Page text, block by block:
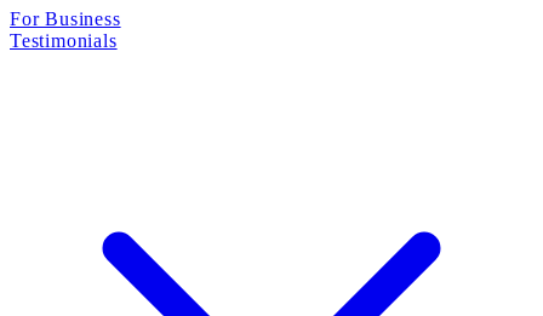
For Business
Testimonials